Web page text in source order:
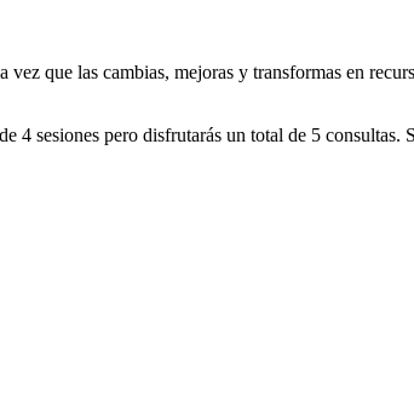
que las cambias, mejoras y transformas en
4 sesiones pero disfrutarás un total de 5 consultas.